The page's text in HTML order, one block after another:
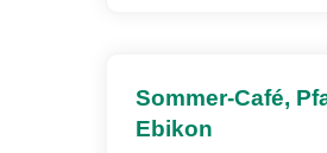
Sommer-Café,
Ebikon